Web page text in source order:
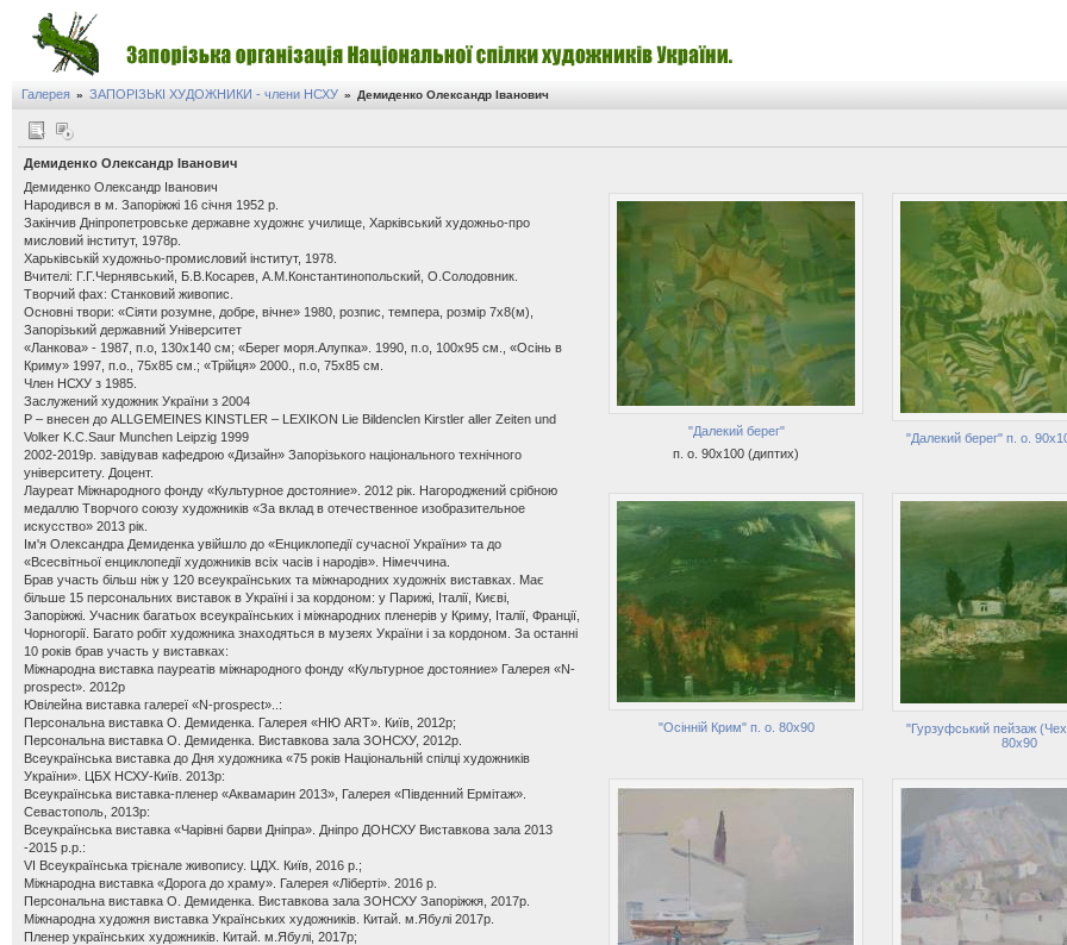
Галерея » ЗАПОРІЗЬКІ ХУДОЖНИКИ - члени НСХУ » Демиденко Олександр Іванович
Демиденко Олександр Іванович
Демиденко Олександр Іванович
Народився в м. Запоріжжі 16 січня 1952 р.
Закінчив Дніпропетровське державне художнє училище, Харківський художньо-про
мисловий інститут, 1978р.
Харьківській художньо-промисловий інститут, 1978.
Вчителі: Г.Г.Чернявський, Б.В.Косарев, А.М.Константинопольский, О.Солодовник.
Творчий фах: Станковий живопис.
Основні твори: «Сіяти розумне, добре, вічне» 1980, розпис, темпера, розмір 7х8(м),
Запорізький державний Університет
«Ланкова» - 1987, п.о, 130х140 см; «Берег моря.Алупка». 1990, п.о, 100х95 см., «Осінь в
Криму» 1997, п.о., 75х85 см.; «Трійця» 2000., п.о, 75х85 см.
Член НСХУ з 1985.
Заслужений художник України з 2004
Р – внесен до ALLGEMEINES KINSTLER – LEXIKON Lie Bildenclen Kirstler aller Zeiten und
Volker K.С.Saur Munchen Leipzig 1999
2002-2019р. завідував кафедрою «Дизайн» Запорізького національного технічного
університету. Доцент.
Лауреат Міжнародного фонду «Культурное достояние». 2012 рік. Нагороджений срібною
медаллю Творчого союзу художників «За вклад в отечественное изобразительное
искусство» 2013 рік.
Ім'я Олександра Демиденка увійшло до «Енциклопедії сучасної України» та до
«Всесвітньої енциклопедії художників всіх часів і народів». Німеччина.
Брав участь більш ніж у 120 всеукраїнських та міжнародних художніх виставках. Має
більше 15 персональних виставок в Україні і за кордоном: у Парижі, Італії, Києві,
Запоріжжі. Учасник багатьох всеукраїнських і міжнародних пленерів у Криму, Італії, Франції,
Чорногорії. Багато робіт художника знаходяться в музеях України і за кордоном. За останні
10 років брав участь у виставках:
Міжнародна виставка пауреатів міжнародного фонду «Культурное достояние» Галерея «N-
prospect». 2012p
Ювілейна виставка галереї «N-prospect»..:
Персональна виставка О. Демиденка. Галерея «НЮ ART». Київ, 2012р;
Персональна виставка О. Демиденка. Виставкова зала ЗОНСХУ, 2012р.
Всеукраїнська виставка до Дня художника «75 років Національній спілці художників
України». ЦБХ НСХУ-Київ. 2013p:
Всеукраїнська виставка-пленер «Аквамарин 2013», Галерея «Південний Ермітаж».
Севастополь, 2013p:
Всеукраїнська виставка «Чарівні барви Дніпра». Дніпро ДОНСХУ Виставкова зала 2013
-2015 p.p.:
VІ Всеукраїнська трієнале живопису. ЦДХ. Київ, 2016 р.;
Міжнародна виставка «Дорога до храму». Галерея «Ліберті». 2016 р.
Персональна виставка О. Демиденка. Виставкова зала ЗОНСХУ Запоріжжя, 2017р.
Міжнародна художня виставка Українських художників. Китай. м.Ябулі 2017р.
Пленер українських художників. Китай. м.Ябулі, 2017p;
"Далекий берег"
п. о. 90х100 (диптих)
"Далекий берег" п. о.
"Осінній Крим" п. о. 80х90
"Гурзуфський пейзаж
80х90